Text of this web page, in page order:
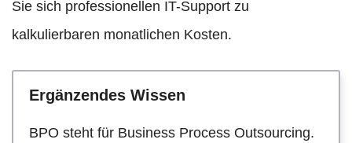
Sie sich professionellen IT-Support zu
kalkulierbaren monatlichen Kosten.
Ergänzendes Wissen
BPO steht für Business Process Outsourcing.